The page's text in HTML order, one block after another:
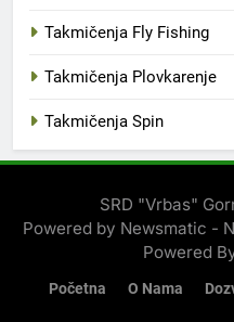
Takmičenja Fly Fishing
Takmičenja Plovkarenje
Takmičenja Spin
SRD "Vrbas"
Powered by Newsmatic -
Powered
Početna O Nama